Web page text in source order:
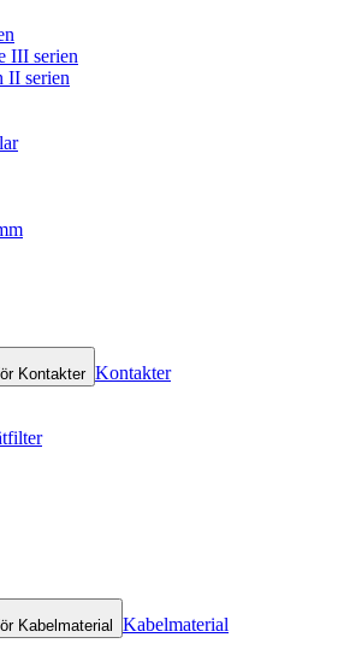
III serien
II serien
Kontakter Kontakter
Kabelmaterial Kabelmaterial